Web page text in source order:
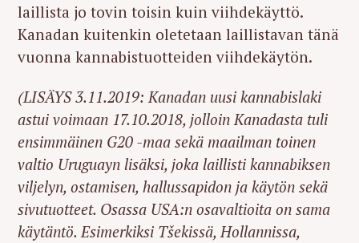
laillista jo tovin toisin kuin viihdekäyttö.
Kanadan kuitenkin oletetaan laillistavan tänä
vuonna kannabistuotteiden viihdekäytön.
(LISÄYS 3.11.2019: Kanadan uusi kannabislaki
astui voimaan 17.10.2018, jolloin Kanadasta tuli
ensimmäinen G20 -maa sekä maailman toinen
valtio Uruguayn lisäksi, joka laillisti kannabiksen
viljelyn, ostamisen, hallussapidon ja käytön sekä
sivutuotteet. Osassa USA:n osavaltioita on sama
käytäntö. Esimerkiksi Tšekissä, Hollannissa,